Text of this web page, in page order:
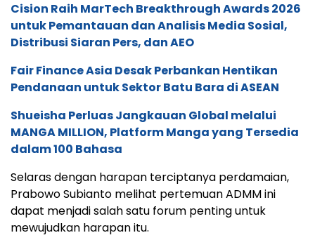
Cision Raih MarTech Breakthrough Awards 2026
untuk Pemantauan dan Analisis Media Sosial,
Distribusi Siaran Pers, dan AEO
Fair Finance Asia Desak Perbankan Hentikan
Pendanaan untuk Sektor Batu Bara di ASEAN
Shueisha Perluas Jangkauan Global melalui
MANGA MILLION, Platform Manga yang Tersedia
dalam 100 Bahasa
Selaras dengan harapan terciptanya perdamaian,
Prabowo Subianto melihat pertemuan ADMM ini
dapat menjadi salah satu forum penting untuk
mewujudkan harapan itu.